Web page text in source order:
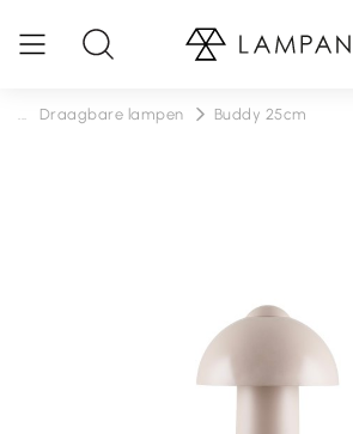
Draagbare lampen Buddy 25cm